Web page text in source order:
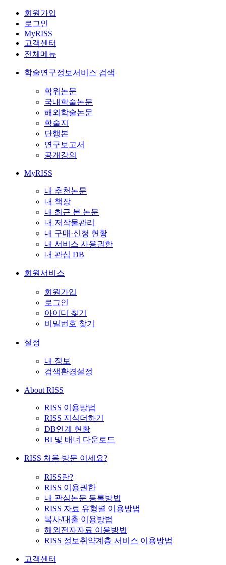
회원가입
로그인
MyRISS
고객센터
전체메뉴
학술연구정보서비스 검색
학위논문
국내학술논문
해외학술논문
학술지
단행본
연구보고서
공개강의
MyRISS
내 추천논문
내 책장
내 최근 본 논문
내 저작물관리
내 구매·신청 현황
내 서비스 사용권한
내 관심 DB
회원서비스
회원가입
로그인
아이디 찾기
비밀번호 찾기
설정
내 정보
검색환경설정
About RISS
RISS 이용방법
RISS 지식더하기
DB연계 현황
BI 및 배너 다운로드
RISS 처음 방문 이세요?
RISS란?
RISS 이용권한
내 관심논문 등록방법
RISS 자료 유형별 이용방법
복사/대출 이용방법
해외전자자료 이용방법
RISS 정보취약계층 서비스 이용방법
고객센터